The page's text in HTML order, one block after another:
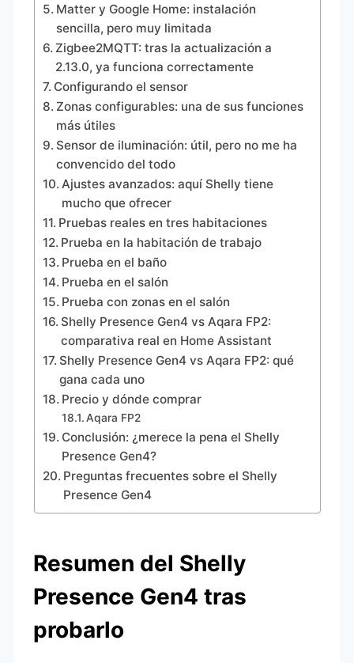
Matter y Google Home: instalación
sencilla, pero muy limitada
Zigbee2MQTT: tras la actualización a
2.13.0, ya funciona correctamente
Configurando el sensor
Zonas configurables: una de sus funciones
más útiles
Sensor de iluminación: útil, pero no me ha
convencido del todo
Ajustes avanzados: aquí Shelly tiene
mucho que ofrecer
Pruebas reales en tres habitaciones
Prueba en la habitación de trabajo
Prueba en el baño
Prueba en el salón
Prueba con zonas en el salón
Shelly Presence Gen4 vs Aqara FP2:
comparativa real en Home Assistant
Shelly Presence Gen4 vs Aqara FP2: qué
gana cada uno
Precio y dónde comprar
Aqara FP2
Conclusión: ¿merece la pena el Shelly
Presence Gen4?
Preguntas frecuentes sobre el Shelly
Presence Gen4
Resumen del Shelly
Presence Gen4 tras
probarlo